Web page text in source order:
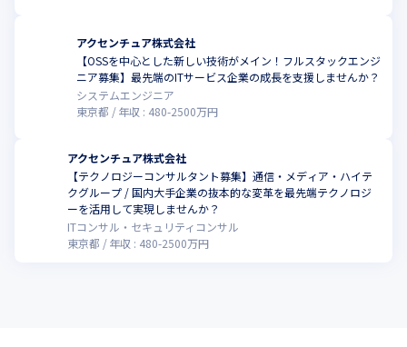
アクセンチュア株式会社
【OSSを中心とした新しい技術がメイン！フルスタックエンジ
ニア募集】最先端のITサービス企業の成長を支援しませんか？
システムエンジニア
東京都
年収 : 480-2500万円
アクセンチュア株式会社
【テクノロジーコンサルタント募集】通信・メディア・ハイテ
クグループ / 国内大手企業の抜本的な変革を最先端テクノロジ
ーを活用して実現しませんか？
ITコンサル・セキュリティコンサル
東京都
年収 : 480-2500万円